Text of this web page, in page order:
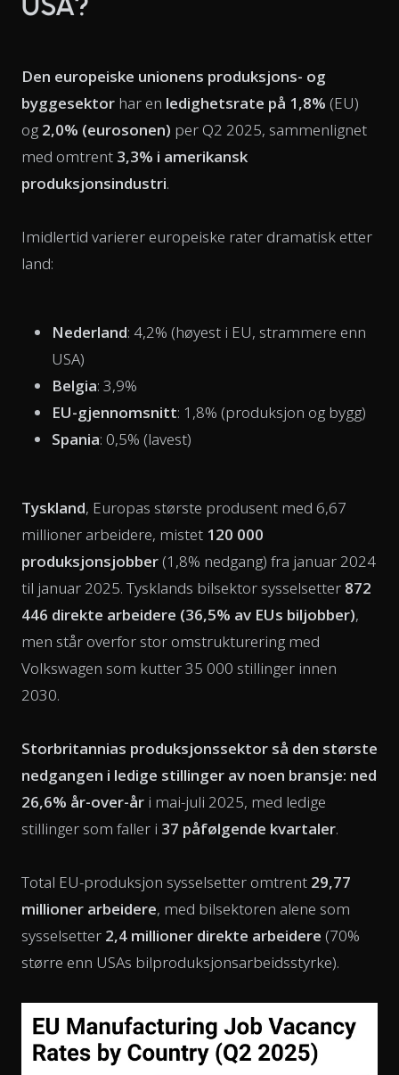
Den europeiske unionens produksjons- og
byggesektor har en ledighetsrate på 1,8% (EU)
og 2,0% (eurosonen) per Q2 2025, sammenlignet
med omtrent 3,3% i amerikansk
produksjonsindustri.
Imidlertid varierer europeiske rater dramatisk etter
land:
Nederland: 4,2% (høyest i EU, strammere enn
USA)
Belgia: 3,9%
EU-gjennomsnitt: 1,8% (produksjon og bygg)
Spania: 0,5% (lavest)
Tyskland, Europas største produsent med 6,67
millioner arbeidere, mistet 120 000
produksjonsjobber (1,8% nedgang) fra januar 2024
til januar 2025. Tysklands bilsektor sysselsetter 872
446 direkte arbeidere (36,5% av EUs biljobber),
men står overfor stor omstrukturering med
Volkswagen som kutter 35 000 stillinger innen
2030.
Storbritannias produksjonssektor så den største
nedgangen i ledige stillinger av noen bransje: ned
26,6% år-over-år i mai-juli 2025, med ledige
stillinger som faller i 37 påfølgende kvartaler.
Total EU-produksjon sysselsetter omtrent 29,77
millioner arbeidere, med bilsektoren alene som
sysselsetter 2,4 millioner direkte arbeidere (70%
større enn USAs bilproduksjonsarbeidsstyrke).